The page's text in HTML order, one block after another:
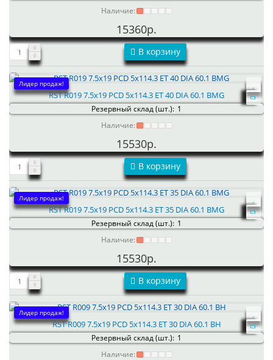
Наличие:
15360р.
В корзину
Лидер продаж!
RST R019 7.5x19 PCD 5x114.3 ET 40 DIA 60.1 BMG
Резервный склад (шт.): 1
Наличие:
15530р.
В корзину
Лидер продаж!
RST R019 7.5x19 PCD 5x114.3 ET 35 DIA 60.1 BMG
Резервный склад (шт.): 1
Наличие:
15530р.
В корзину
Лидер продаж!
RST R009 7.5x19 PCD 5x114.3 ET 30 DIA 60.1 BH
Резервный склад (шт.): 1
Наличие: